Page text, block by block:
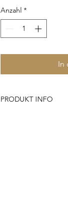
Anzahl *
In
PRODUKT INFO